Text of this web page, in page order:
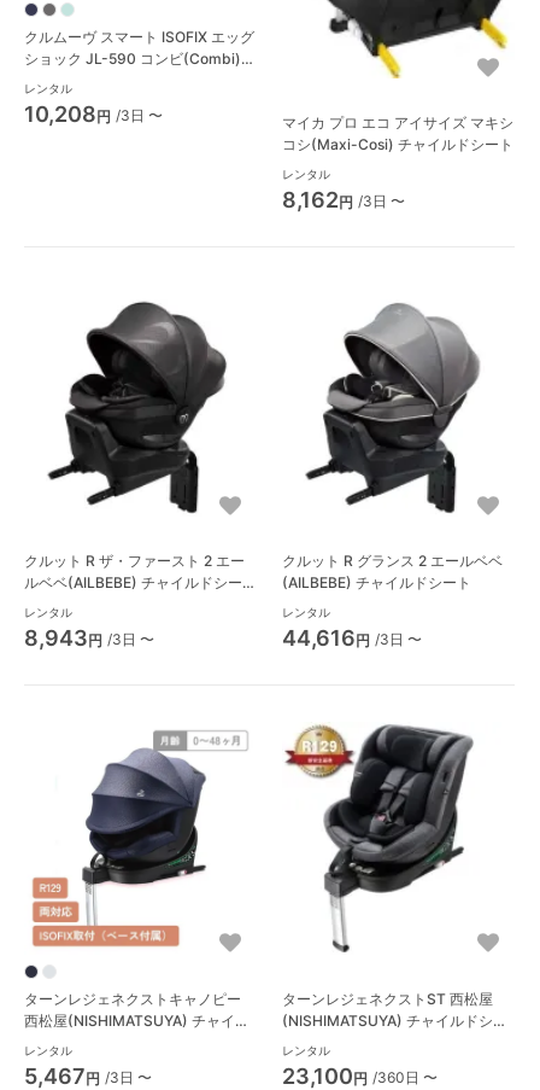
クルムーヴ スマート ISOFIX エッグ
ショック JL-590 コンビ(Combi)
チャイルドシート
レンタル
10,208円 /3日 〜
マイカ プロ エコ アイサイズ マキシ
コシ(Maxi-Cosi) チャイルドシート
レンタル
8,162円 /3日 〜
クルット R ザ・ファースト 2 エー
ルベベ(AILBEBE) チャイルドシー
ト
レンタル
8,943円 /3日 〜
クルット R グランス 2 エールベベ
(AILBEBE) チャイルドシート
レンタル
44,616円 /3日 〜
ターンレジェネクストキャノピー
西松屋(NISHIMATSUYA) チャイル
ドシート
レンタル
5,467円 /3日 〜
ターンレジェネクストST 西松屋
(NISHIMATSUYA) チャイルドシー
レンタル
23,100円 /360日 〜